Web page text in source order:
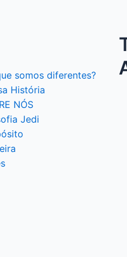
somos diferentes?
História
NÓS
Jedi